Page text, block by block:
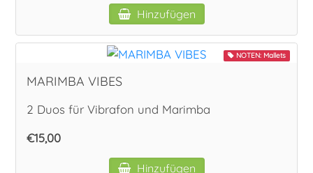
Hinzufügen
NOTEN: Mallets
MARIMBA VIBES
2 Duos für Vibrafon und Marimba
€15,00
Hinzufügen